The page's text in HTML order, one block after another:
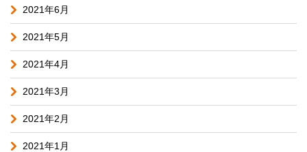
2021年6月
2021年5月
2021年4月
2021年3月
2021年2月
2021年1月